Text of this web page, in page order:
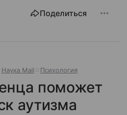
Поделиться
Наука Mail Психология
поможет
аутизма